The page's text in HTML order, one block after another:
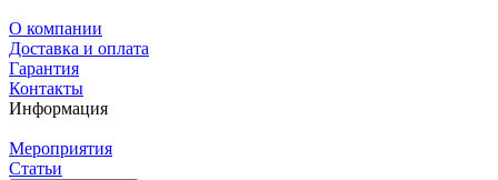
О компании
Доставка и оплата
Гарантия
Контакты
Информация
Мероприятия
Статьи